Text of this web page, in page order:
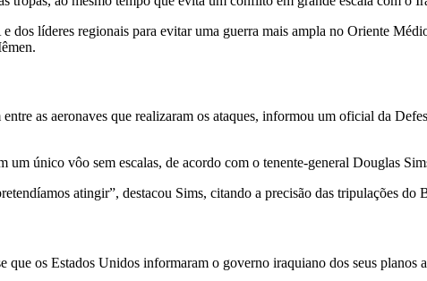
dos líderes regionais para evitar uma guerra mais ampla no Oriente
as aeronaves que realizaram os ataques, informou um oficial da
único vôo sem escalas, de acordo com o tenente-general Douglas
atingir”, destacou Sims, citando a precisão das tripulações do
os Estados Unidos informaram o governo iraquiano dos seus planos